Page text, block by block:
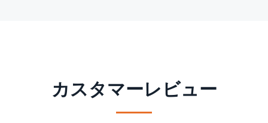
カスタマーレビュー